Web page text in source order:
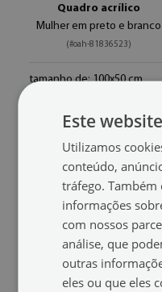
Quadro acrílico
Mulher em preto e branco
(#oah-81836523)
tamanho de: 100x50 cm
Este
Utilizamos
conteúdo,
tráfego.
informações
com nossos
análise, que
outras
eles ou que eles